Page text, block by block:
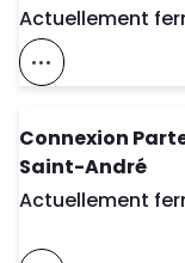
Actuellement
Voir Ce
Connexion
Saint-André
Actuellement